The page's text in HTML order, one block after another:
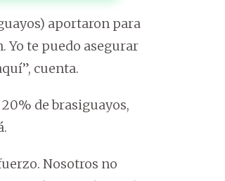
aportaron para
Yo te puedo asegurar
cuenta.
de brasiguayos,
Nosotros no